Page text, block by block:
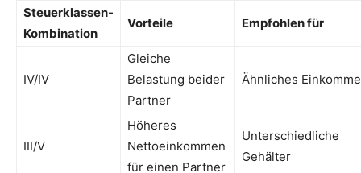
Steuerklassen-
Kombination
Vorteile Empfohlen für
IV/IV
Gleiche
Belastung beider
Partner
Ähnliches
III/V
Höheres
Nettoeinkommen
für einen Partner
Unterschiedliche
Gehälter